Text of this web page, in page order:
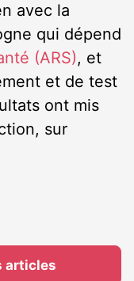
avec la
qui dépend
(ARS), et
et de test
ont mis
sur
articles